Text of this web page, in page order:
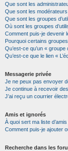
Que sont les
Que sont les
Que sont les groupes
Où sont les groupes
Comment puis-je devenir
Pourquoi certains
Qu’est-ce qu’un «
Qu’est-ce que le lien «
Messagerie privée
Je ne peux pas envoyer
Je continue à recevoir
J’ai reçu un courrier
Amis et ignorés
À quoi sert ma liste
Comment puis-je ajouter
Recherche dans les